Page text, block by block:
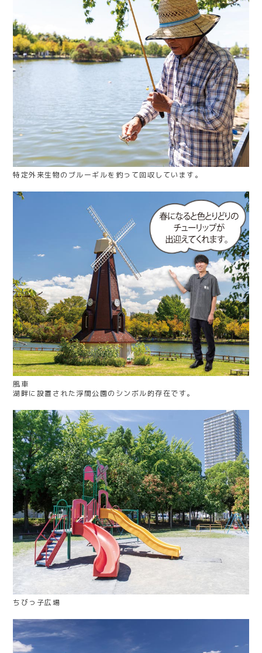
特定外来生物のブルーギルを釣って回収しています。
風車
湖畔に設置された浮間公園のシンボル的存在です。
ちびっ子広場